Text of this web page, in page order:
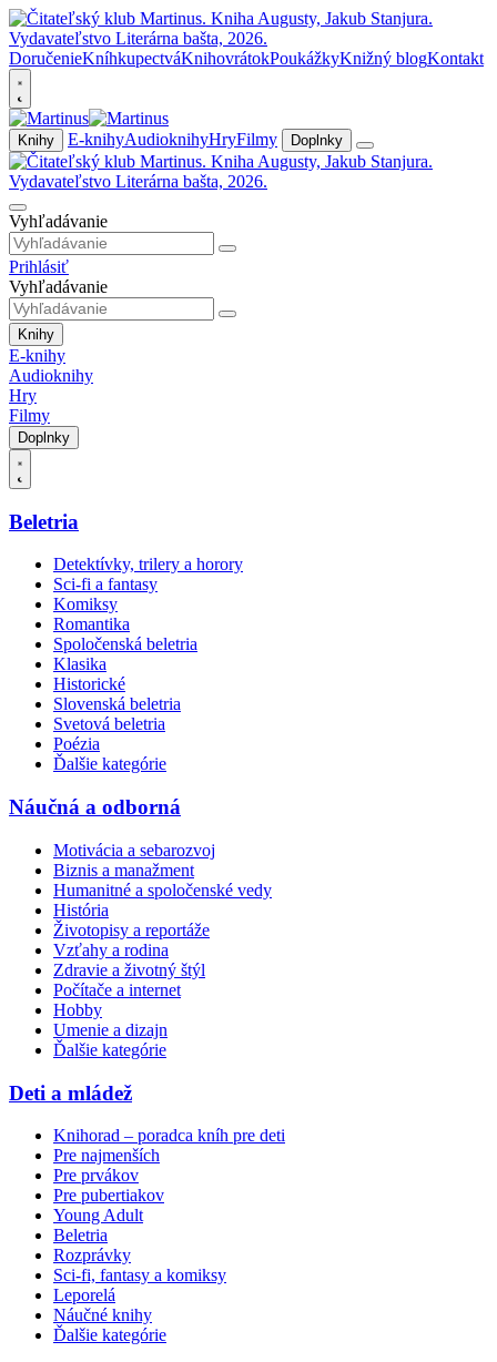
DoručenieKníhkupectváKnihovrátokPoukážkyKnižný blogKontakt
Knihy E-knihyAudioknihyHryFilmy Doplnky
Vyhľadávanie
Prihlásiť
Vyhľadávanie
Knihy
E-knihy
Audioknihy
Hry
Filmy
Doplnky
Beletria
Detektívky, trilery a horory
Sci-fi a fantasy
Komiksy
Romantika
Spoločenská beletria
Klasika
Historické
Slovenská beletria
Svetová beletria
Poézia
Ďalšie kategórie
Náučná a odborná
Motivácia a sebarozvoj
Biznis a manažment
Humanitné a spoločenské vedy
História
Životopisy a reportáže
Vzťahy a rodina
Zdravie a životný štýl
Počítače a internet
Hobby
Umenie a dizajn
Ďalšie kategórie
Deti a mládež
Knihorad – poradca kníh pre deti
Pre najmenších
Pre prvákov
Pre pubertiakov
Young Adult
Beletria
Rozprávky
Sci-fi, fantasy a komiksy
Leporelá
Náučné knihy
Ďalšie kategórie